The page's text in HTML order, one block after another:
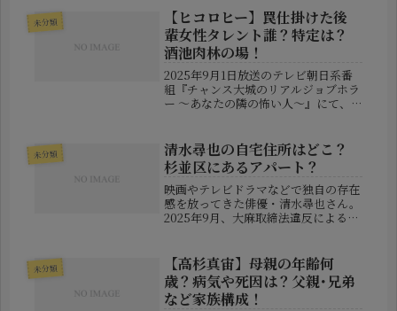
諭・幸神一男容疑者が逮捕されまし
た。現役の中学校教員が盗撮事件で逮
捕...
未分類
【ヒコロヒー】罠仕掛けた後
輩女性タレント誰？特定は？
酒池肉林の場！
2025年9月1日放送のテレビ朝日系番
組『チャンス大城のリアルジョブホラ
ー ～あなたの隣の怖い人～』にて、
パクトを残しました。彼女が語ったの
は、お化けよりもゾッとするような...
未分類
清水尋也の自宅住所はどこ？
杉並区にあるアパート？
映画やテレビドラマなどで独自の存在
感を放ってきた俳優・清水尋也さん。
2025年9月、大麻取締法違反による逮
で話題となったのが、**「清水尋也の
自宅はどこにあるのか？」**と...
未分類
【高杉真宙】母親の年齢何
歳？病気や死因は？父親･兄弟
など家族構成！